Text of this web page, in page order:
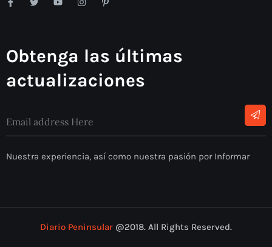
Obtenga las últimas
actualizaciones
Nuestra experiencia, así como nuestra pasión por Informar
Diario Peninsular @2018. All Rights Reserved.